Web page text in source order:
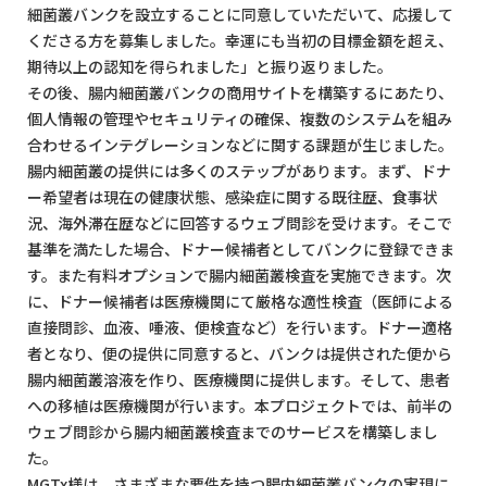
細菌叢バンクを設立することに同意していただいて、応援して
くださる方を募集しました。幸運にも当初の目標金額を超え、
期待以上の認知を得られました」と振り返りました。
その後、腸内細菌叢バンクの商用サイトを構築するにあたり、
個人情報の管理やセキュリティの確保、複数のシステムを組み
合わせるインテグレーションなどに関する課題が生じました。
腸内細菌叢の提供には多くのステップがあります。まず、ドナ
ー希望者は現在の健康状態、感染症に関する既往歴、食事状
況、海外滞在歴などに回答するウェブ問診を受けます。そこで
基準を満たした場合、ドナー候補者としてバンクに登録できま
す。また有料オプションで腸内細菌叢検査を実施できます。次
に、ドナー候補者は医療機関にて厳格な適性検査（医師による
直接問診、血液、唾液、便検査など）を行います。ドナー適格
者となり、便の提供に同意すると、バンクは提供された便から
腸内細菌叢溶液を作り、医療機関に提供します。そして、患者
への移植は医療機関が行います。本プロジェクトでは、前半の
ウェブ問診から腸内細菌叢検査までのサービスを構築しまし
た。